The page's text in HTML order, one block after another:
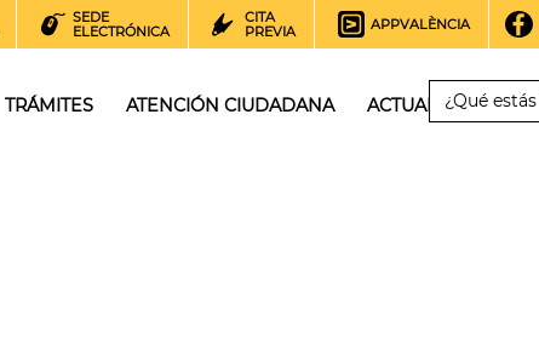
SEDE
ELECTRÓNICA
CITA
PREVIA
APPVALÈNCIA
TRÁMITES ATENCIÓN CIUDADANA ACTUALIDAD